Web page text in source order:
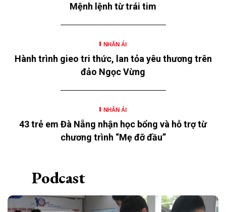
thơ” năm 2026 với chủ đề “Mùa hè yêu thương” của
Ngân hàng TMCP Đông Nam Á (SeABank, HOSE:
Mệnh lệnh từ trái tim
NHÂN ÁI
Hành trình gieo tri thức, lan tỏa yêu thương trên
đảo Ngọc Vừng
NHÂN ÁI
43 trẻ em Đà Nẵng nhận học bổng và hỗ trợ từ
chương trình “Mẹ đỡ đầu”
Podcast